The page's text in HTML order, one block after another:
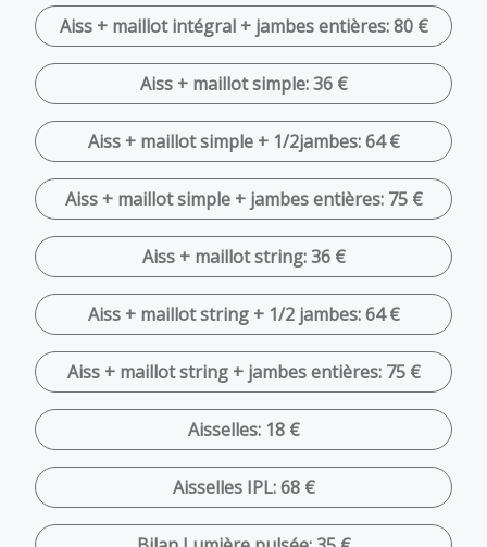
Aiss + maillot intégral + jambes entières: 80 €
Aiss + maillot simple: 36 €
Aiss + maillot simple + 1/2jambes: 64 €
Aiss + maillot simple + jambes entières: 75 €
Aiss + maillot string: 36 €
Aiss + maillot string + 1/2 jambes: 64 €
Aiss + maillot string + jambes entières: 75 €
Aisselles: 18 €
Aisselles IPL: 68 €